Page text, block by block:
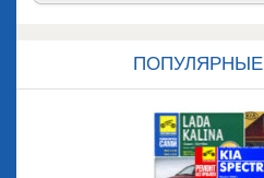
ПОПУЛЯРНЫЕ